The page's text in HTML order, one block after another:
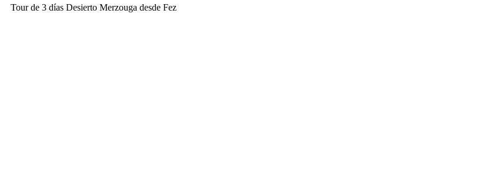
Tour de 3 días Desierto Merzouga desde Fez